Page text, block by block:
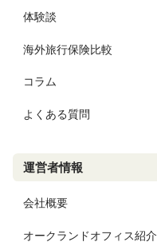
体験談
海外旅行保険比較
コラム
よくある質問
運営者情報
会社概要
オークランドオフィス紹介